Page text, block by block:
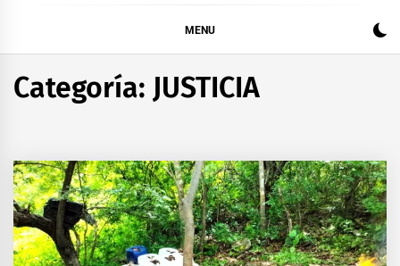
MENU
Categoría: JUSTICIA